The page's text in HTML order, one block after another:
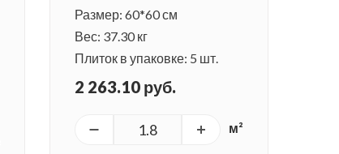
Размер: 60*60 см
Вес: 37.30 кг
Плиток в упаковке: 5 шт.
2 263.10 руб.
м²